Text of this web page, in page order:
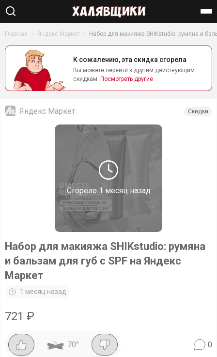
Найти
Главная Яндекс Маркет Набор для макияжа SHIKstudio: румяна и
К сожалению, эта скидка сгорела
Вы можете перейти к другим действующим
скидкам. Посмотреть другие
Сгорело 1 месяц назад
Яндекс Маркет Скидки
Набор для макияжа SHIKstudio: румяна
и бальзам для губ с SPF на Яндекс
Маркет
1 месяц назад
721 ₽
70° 0